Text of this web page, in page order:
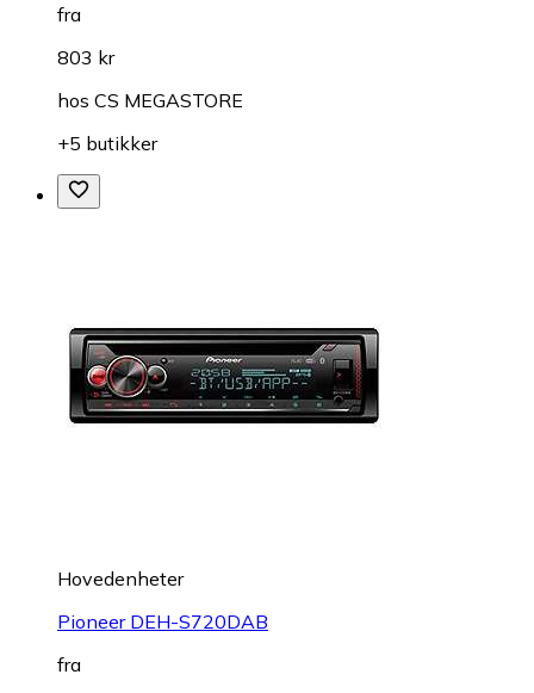
fra
803 kr
hos CS MEGASTORE
+5 butikker
Hovedenheter
Pioneer DEH-S720DAB
fra